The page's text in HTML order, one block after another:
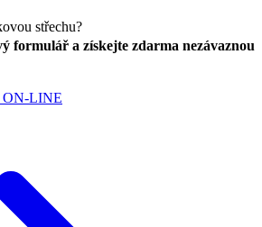
střechu?
formulář a získejte zdarma nezávaznou
LINE